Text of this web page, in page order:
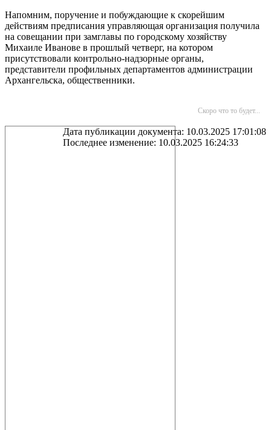
Напомним, поручение и побуждающие к скорейшим
действиям предписания управляющая организация получила
на совещании при замглавы по городскому хозяйству
Михаиле Иванове в прошлый четверг, на котором
присутствовали контрольно-надзорные органы,
представители профильных департаментов администрации
Архангельска, общественники.
Скоро что то будет...
Дата публикации документа: 10.03.2025 17:01:08
Последнее изменение: 10.03.2025 16:24:33